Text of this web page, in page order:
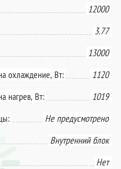
12000
3.77
13000
охлаждение, Вт:
1120
нагрев, Вт:
1019
Не предусмотрено
Внутренний блок
Нет